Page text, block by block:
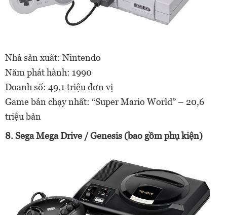
Nhà sản xuất: Nintendo
Năm phát hành: 1990
Doanh số: 49,1 triệu đơn vị
Game bán chạy nhất: “Super Mario World” – 20,6
triệu bản
8. Sega Mega Drive / Genesis (bao gồm phụ kiện)